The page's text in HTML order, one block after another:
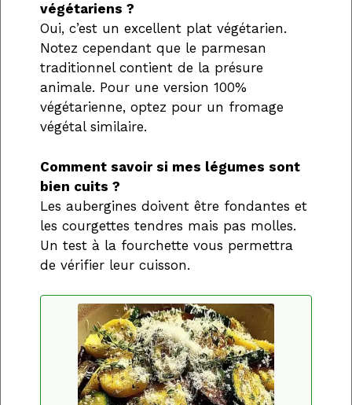
végétariens ?
Oui, c’est un excellent plat végétarien.
Notez cependant que le parmesan
traditionnel contient de la présure
animale. Pour une version 100%
végétarienne, optez pour un fromage
végétal similaire.
Comment savoir si mes légumes sont
bien cuits ?
Les aubergines doivent être fondantes et
les courgettes tendres mais pas molles.
Un test à la fourchette vous permettra
de vérifier leur cuisson.